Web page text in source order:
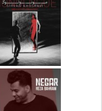
دانلود آلبوم جدید سیروان
خسروی بنام مونولوگ